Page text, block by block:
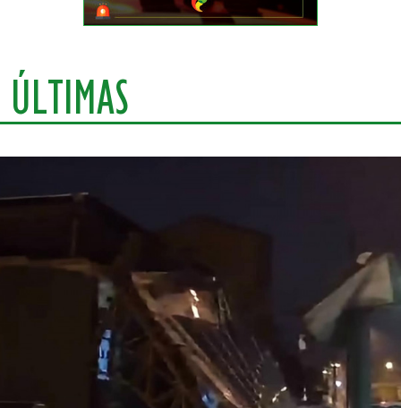
ÚLTIMAS